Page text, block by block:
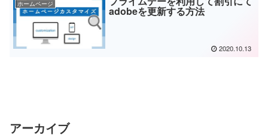
ホームページ
adobeを更新する方法
2020.10.13
アーカイブ